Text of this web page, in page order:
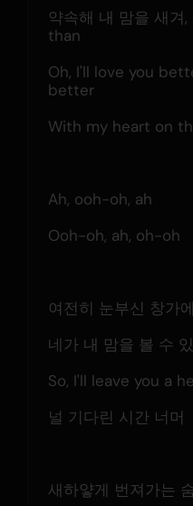
약속해 내 맘을 새
than
Oh, I'll love you
better
With my heart on
Ah, ooh-oh, ah
Ooh-oh, ah, oh-oh
여전히 눈부신 창가
네가 내 맘을 볼 수
So, I'll leave you a
널 기다린 시간 너머
새하얗게 번져가는